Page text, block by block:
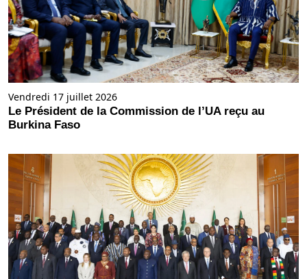
Vendredi 17 juillet 2026
Le Président de la Commission de l’UA reçu au
Burkina Faso